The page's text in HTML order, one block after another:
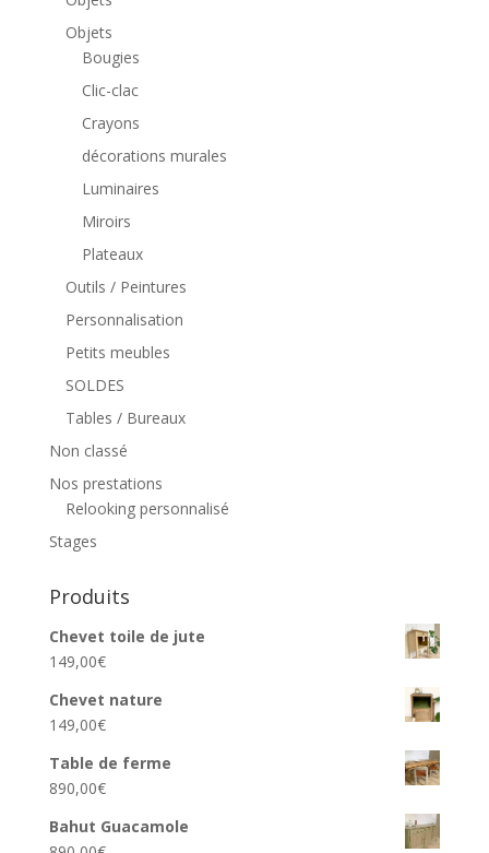
Objets
Bougies
Clic-clac
Crayons
décorations murales
Luminaires
Miroirs
Plateaux
Outils / Peintures
Personnalisation
Petits meubles
SOLDES
Tables / Bureaux
Non classé
Nos prestations
Relooking personnalisé
Stages
Produits
Chevet toile de jute
149,00€
Chevet nature
149,00€
Table de ferme
890,00€
Bahut Guacamole